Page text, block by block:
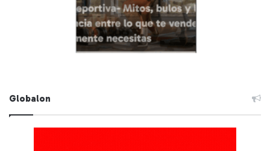
Globalon